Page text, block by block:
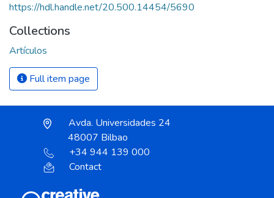
https://hdl.handle.net/20.500.14454/5690
Collections
Artículos
Full item page
Avda. Universidades 24
48007 Bilbao
+34 944 139 000
Contact